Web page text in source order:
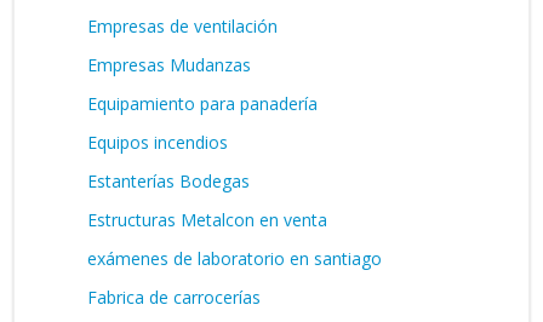
Empresas de ventilación
Empresas Mudanzas
Equipamiento para panadería
Equipos incendios
Estanterías Bodegas
Estructuras Metalcon en venta
exámenes de laboratorio en santiago
Fabrica de carrocerías